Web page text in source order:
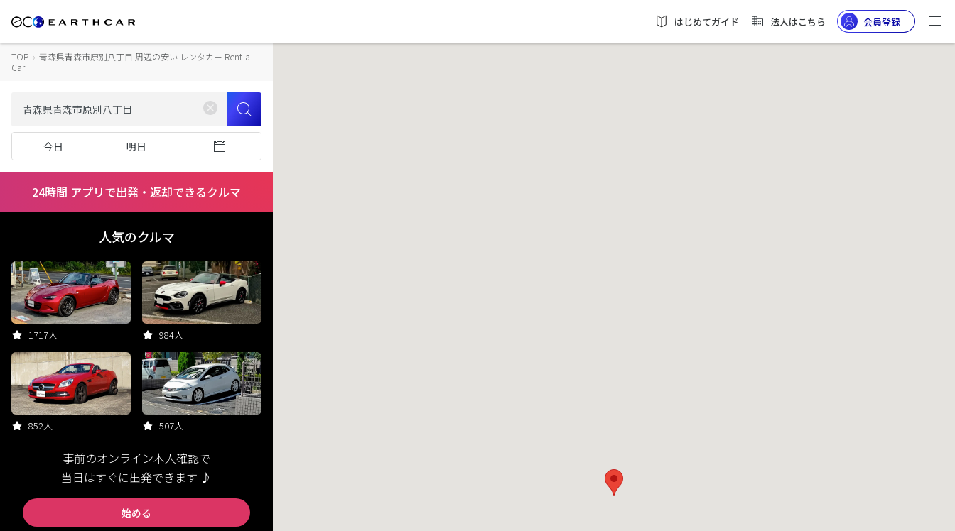
はじめてガイド 法人はこちら 会員登録
TOP › 青森県青森市原別八丁目 周辺の安い レンタカー Rent-a-
Car
今日 明日
24時間 アプリで出発・返却できるクルマ
人気のクルマ
1717人 984人
852人 507人
事前のオンライン本人確認で
当日はすぐに出発できます ♪
始める